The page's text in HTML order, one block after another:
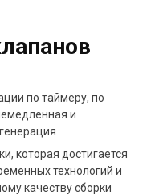
по таймеру, по
и
которая достигается
технологий и
качеству сборки